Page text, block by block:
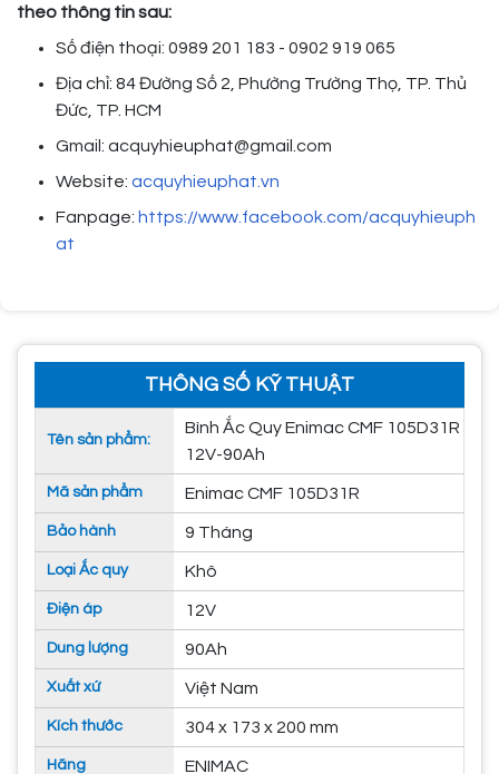
theo thông tin sau:
Số điện thoại: 0989 201 183 - 0902 919 065
Địa chỉ: 84 Đường Số 2, Phường Trường Thọ, TP. Thủ
Đức, TP. HCM
Gmail: acquyhieuphat@gmail.com
Website: acquyhieuphat.vn
Fanpage: https://www.facebook.com/acquyhieuph
at
THÔNG SỐ KỸ THUẬT
Tên sản phẩm:
Bình Ắc Quy Enimac CMF 105D31R
12V-90Ah
Mã sản phẩm Enimac CMF 105D31R
Bảo hành 9 Tháng
Loại Ắc quy Khô
Điện áp 12V
Dung lượng 90Ah
Xuất xứ Việt Nam
Kích thước 304 x 173 x 200 mm
Hãng ENIMAC